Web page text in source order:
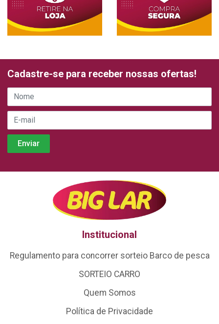
Cadastre-se para receber nossas ofertas!
Institucional
Regulamento para concorrer sorteio Barco de pesca
SORTEIO CARRO
Quem Somos
Política de Privacidade